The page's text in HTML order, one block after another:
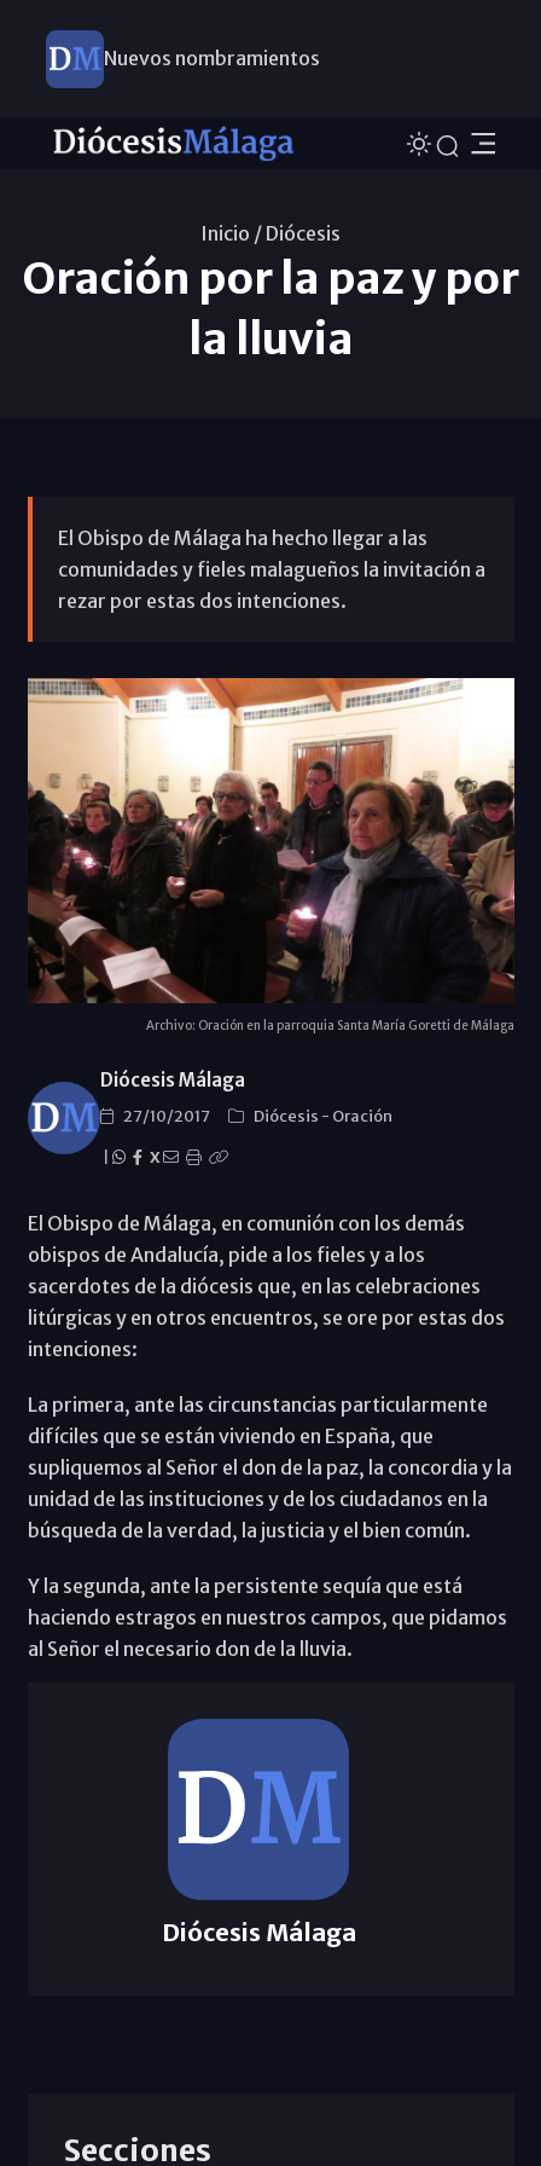
Nuevos nombramientos
Inicio / Diócesis
Oración por la paz y por
la lluvia
El Obispo de Málaga ha hecho llegar a las
comunidades y fieles malagueños la invitación a
rezar por estas dos intenciones.
Archivo: Oración en la parroquia Santa María Goretti de Málaga
Diócesis Málaga
27/10/2017 Diócesis - Oración
X
El Obispo de Málaga, en comunión con los demás
obispos de Andalucía, pide a los fieles y a los
sacerdotes de la diócesis que, en las celebraciones
litúrgicas y en otros encuentros, se ore por estas dos
intenciones:
La primera, ante las circunstancias particularmente
difíciles que se están viviendo en España, que
supliquemos al Señor el don de la paz, la concordia y la
unidad de las instituciones y de los ciudadanos en la
búsqueda de la verdad, la justicia y el bien común.
Y la segunda, ante la persistente sequía que está
haciendo estragos en nuestros campos, que pidamos
al Señor el necesario don de la lluvia.
Diócesis Málaga
Secciones